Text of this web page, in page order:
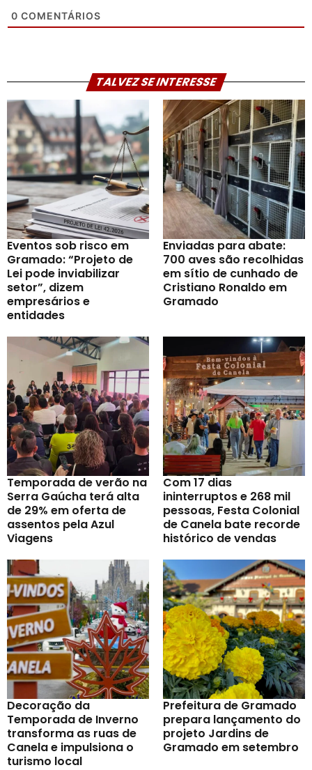
0 COMENTÁRIOS
TALVEZ SE INTERESSE
Eventos sob risco em
Gramado: “Projeto de
Lei pode inviabilizar
setor”, dizem
empresários e
entidades
Enviadas para abate:
700 aves são recolhidas
em sítio de cunhado de
Cristiano Ronaldo em
Gramado
Temporada de verão na
Serra Gaúcha terá alta
de 29% em oferta de
assentos pela Azul
Viagens
Com 17 dias
ininterruptos e 268 mil
pessoas, Festa Colonial
de Canela bate recorde
histórico de vendas
Decoração da
Temporada de Inverno
transforma as ruas de
Canela e impulsiona o
turismo local
Prefeitura de Gramado
prepara lançamento do
projeto Jardins de
Gramado em setembro